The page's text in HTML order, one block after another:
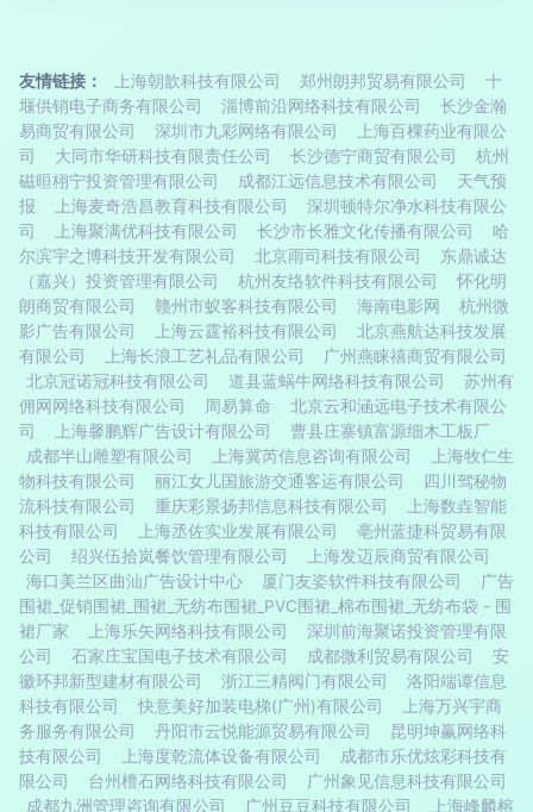
友情链接： 上海朝歆科技有限公司 郑州朗邦贸易有限公司
十
堰供销电子商务有限公司
淄博前沿网络科技有限公司
长沙金瀚
易商贸有限公司
深圳市九彩网络有限公司
上海百棵药业有限公
司
大同市华研科技有限责任公司 长沙德宁商贸有限公司
杭州
磁晅栩宁投资管理有限公司
成都江远信息技术有限公司
天气预
报
上海麦奇浩昌教育科技有限公司
深圳顿特尔净水科技有限公
司
上海聚满优科技有限公司 长沙市长雅文化传播有限公司
哈
尔滨宇之博科技开发有限公司
北京雨司科技有限公司
东鼎诚达
（嘉兴）投资管理有限公司
杭州友络软件科技有限公司
怀化明
朗商贸有限公司
赣州市蚁客科技有限公司 海南电影网
杭州微
影广告有限公司
上海云霆裕科技有限公司
北京燕航达科技发展
有限公司
上海长浪工艺礼品有限公司
广州燕睐禧商贸有限公司
北京冠诺冠科技有限公司
道县蓝蜗牛网络科技有限公司
苏州有
佣网网络科技有限公司
周易算命
北京云和涵远电子技术有限公
司
上海馨鹏辉广告设计有限公司
曹县庄寨镇富源细木工板厂
成都半山雕塑有限公司
上海冀芮信息咨询有限公司
上海牧仁生
物科技有限公司
丽江女儿国旅游交通客运有限公司
四川驾秘物
流科技有限公司
重庆彩景扬邦信息科技有限公司
上海数垚智能
科技有限公司
上海丞佐实业发展有限公司
亳州蓝捷科贸易有限
公司
绍兴伍拾岚餐饮管理有限公司
上海发迈辰商贸有限公司
海口美兰区曲汕广告设计中心
厦门友姿软件科技有限公司
广告
围裙_促销围裙_围裙_无纺布围裙_PVC围裙_棉布围裙_无纺布袋 - 围
裙厂家
上海乐矢网络科技有限公司
深圳前海聚诺投资管理有限
公司
石家庄宝国电子技术有限公司 成都微利贸易有限公司
安
徽环邦新型建材有限公司
浙江三精阀门有限公司
洛阳端谭信息
科技有限公司
快意美好加装电梯(广州)有限公司
上海万兴宇商
务服务有限公司
丹阳市云悦能源贸易有限公司
昆明坤赢网络科
技有限公司
上海度乾流体设备有限公司
成都市乐优炫彩科技有
限公司
台州檀石网络科技有限公司
广州象见信息科技有限公司
成都九洲管理咨询有限公司
广州豆豆科技有限公司 上海峰麟榕